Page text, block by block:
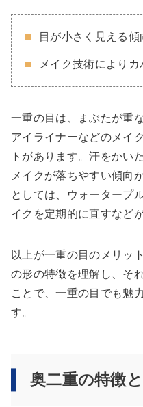
目が小さく見える傾
メイク技術によりカ
一重の目は、まぶたが重
アイライナーなどのメイ
トがあります。汗をかい
メイクが落ちやすい傾向
としては、ウォータープ
イクを定期的に直すなど
以上が一重の目のメリッ
の形の特徴を理解し、そ
ことで、一重の目でも魅
す。
奥二重の特徴